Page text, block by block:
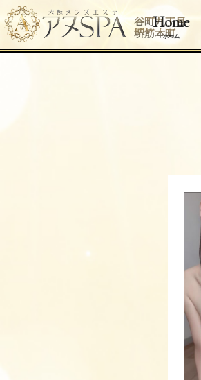
谷町九丁目
堺筋本町
Home
ホーム